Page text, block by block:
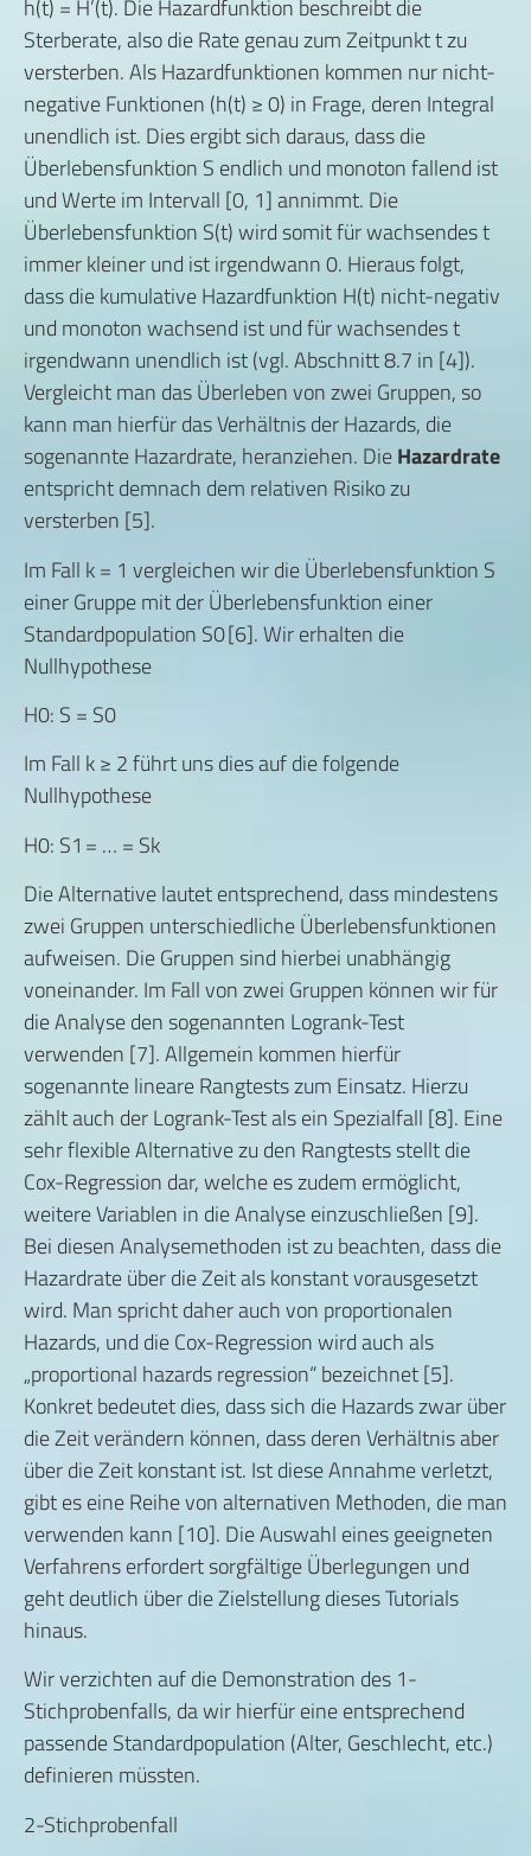
h(t) = H’(t). Die Hazardfunktion beschreibt die
Sterberate, also die Rate genau zum Zeitpunkt t zu
versterben. Als Hazardfunktionen kommen nur nicht-
negative Funktionen (h(t) ≥ 0) in Frage, deren Integral
unendlich ist. Dies ergibt sich daraus, dass die
Überlebensfunktion S endlich und monoton fallend ist
und Werte im Intervall [0, 1] annimmt. Die
Überlebensfunktion S(t) wird somit für wachsendes t
immer kleiner und ist irgendwann 0. Hieraus folgt,
dass die kumulative Hazardfunktion H(t) nicht-negativ
und monoton wachsend ist und für wachsendes t
irgendwann unendlich ist (vgl. Abschnitt 8.7 in [4]).
Vergleicht man das Überleben von zwei Gruppen, so
kann man hierfür das Verhältnis der Hazards, die
sogenannte Hazardrate, heranziehen. DieHazardrate
entspricht demnach dem relativen Risiko zu
versterben [5].
Im Fall k = 1 vergleichen wir die Überlebensfunktion S
einer Gruppe mit der Überlebensfunktion einer
Standardpopulation S0 [6]. Wir erhalten die
Nullhypothese
H0: S = S0
Im Fall k ≥ 2 führt uns dies auf die folgende
Nullhypothese
H0: S1 = … = Sk
Die Alternative lautet entsprechend, dass mindestens
zwei Gruppen unterschiedliche Überlebensfunktionen
aufweisen. Die Gruppen sind hierbei unabhängig
voneinander. Im Fall von zwei Gruppen können wir für
die Analyse den sogenannten Logrank-Test
verwenden [7]. Allgemein kommen hierfür
sogenannte lineare Rangtests zum Einsatz. Hierzu
zählt auch der Logrank-Test als ein Spezialfall [8]. Eine
sehr flexible Alternative zu den Rangtests stellt die
Cox-Regression dar, welche es zudem ermöglicht,
weitere Variablen in die Analyse einzuschließen [9].
Bei diesen Analysemethoden ist zu beachten, dass die
Hazardrate über die Zeit als konstant vorausgesetzt
wird. Man spricht daher auch von proportionalen
Hazards, und die Cox-Regression wird auch als
„proportional hazards regression“ bezeichnet [5].
Konkret bedeutet dies, dass sich die Hazards zwar über
die Zeit verändern können, dass deren Verhältnis aber
über die Zeit konstant ist. Ist diese Annahme verletzt,
gibt es eine Reihe von alternativen Methoden, die man
verwenden kann [10]. Die Auswahl eines geeigneten
Verfahrens erfordert sorgfältige Überlegungen und
geht deutlich über die Zielstellung dieses Tutorials
hinaus.
Wir verzichten auf die Demonstration des 1-
Stichprobenfalls, da wir hierfür eine entsprechend
passende Standardpopulation (Alter, Geschlecht, etc.)
definieren müssten.
2-Stichprobenfall